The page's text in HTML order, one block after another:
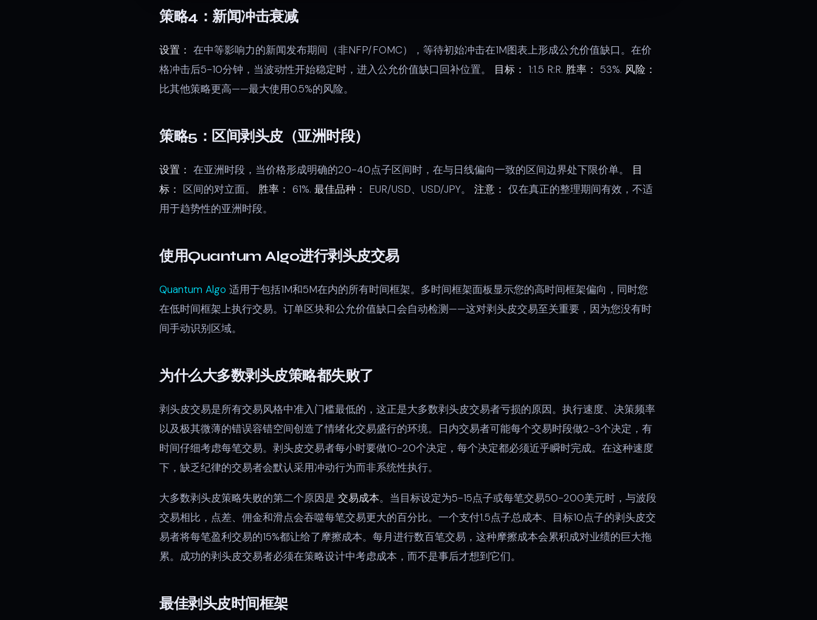
策略4：新闻冲击衰减
设置： 在中等影响力的新闻发布期间（非NFP/FOMC），等待初始冲击在1M图表上形成公允价值缺口。在价
格冲击后5-10分钟，当波动性开始稳定时，进入公允价值缺口回补位置。 目标： 1:1.5 R:R. 胜率： 53%. 风险：
比其他策略更高——最大使用0.5%的风险。
策略5：区间剥头皮（亚洲时段）
设置： 在亚洲时段，当价格形成明确的20-40点子区间时，在与日线偏向一致的区间边界处下限价单。 目
标： 区间的对立面。 胜率： 61%. 最佳品种： EUR/USD、USD/JPY。 注意： 仅在真正的整理期间有效，不适
用于趋势性的亚洲时段。
使用Quantum Algo进行剥头皮交易
Quantum Algo 适用于包括1M和5M在内的所有时间框架。多时间框架面板显示您的高时间框架偏向，同时您
在低时间框架上执行交易。订单区块和公允价值缺口会自动检测——这对剥头皮交易至关重要，因为您没有时
间手动识别区域。
为什么大多数剥头皮策略都失败了
剥头皮交易是所有交易风格中准入门槛最低的，这正是大多数剥头皮交易者亏损的原因。执行速度、决策频率
以及极其微薄的错误容错空间创造了情绪化交易盛行的环境。日内交易者可能每个交易时段做2-3个决定，有
时间仔细考虑每笔交易。剥头皮交易者每小时要做10-20个决定，每个决定都必须近乎瞬时完成。在这种速度
下，缺乏纪律的交易者会默认采用冲动行为而非系统性执行。
大多数剥头皮策略失败的第二个原因是 交易成本。当目标设定为5-15点子或每笔交易50-200美元时，与波段
交易相比，点差、佣金和滑点会吞噬每笔交易更大的百分比。一个支付1.5点子总成本、目标10点子的剥头皮交
易者将每笔盈利交易的15%都让给了摩擦成本。每月进行数百笔交易，这种摩擦成本会累积成对业绩的巨大拖
累。成功的剥头皮交易者必须在策略设计中考虑成本，而不是事后才想到它们。
最佳剥头皮时间框架